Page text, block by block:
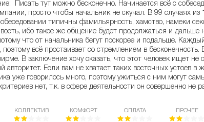
Писать тут можно бесконечно. Начинается всё с
просто чтобы начальник не скучал. В 99 случаях
типичны фамильярность, хамство, намеки
ибо такое же общение будет продолжаться и
что от начальника бегут поскорее и подальше.
поэтому всё простаивает со стремлением в
В заключение хочу сказать, что этот человек ищет не
авторитет. Если вам не хватает таких восточных устоев в
уже говорилось много, поэтому ужиться с ним могут
нет, т.к. в сфере деятельности он совершенно не
КОЛЛЕКТИВ КОМФОРТ ОПЛАТА ПРОЧЕЕ